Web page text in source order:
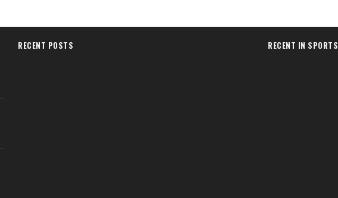
RECENT POSTS RECENT IN SPORTS